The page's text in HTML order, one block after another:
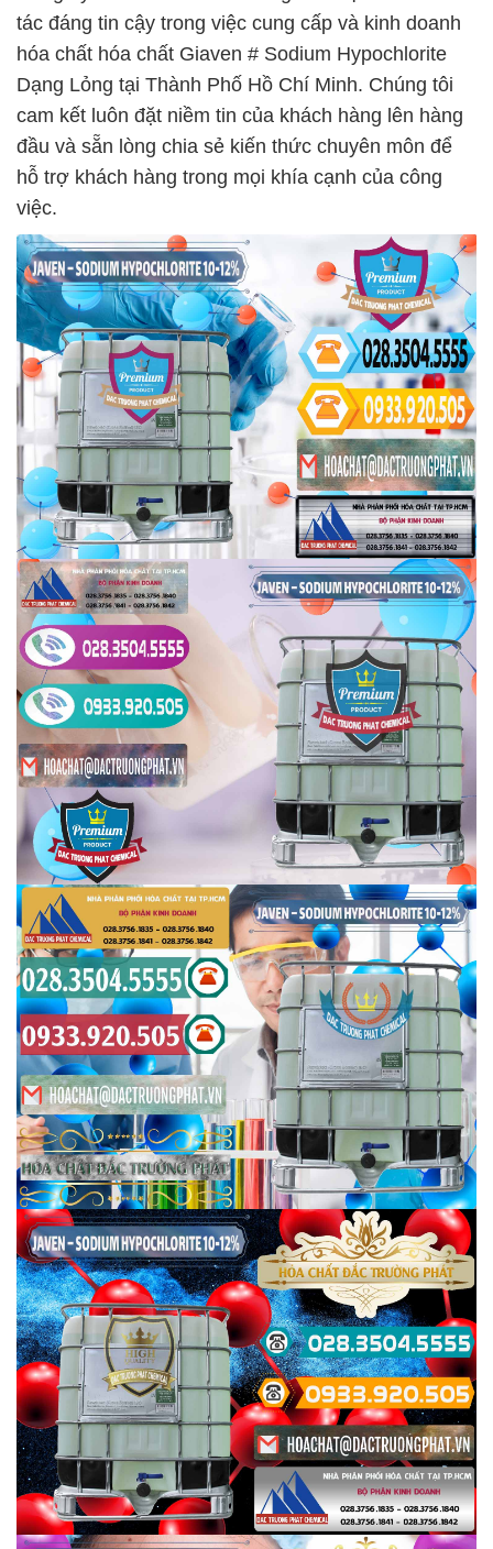
tác đáng tin cậy trong việc cung cấp và kinh doanh
hóa chất hóa chất Giaven # Sodium Hypochlorite
Dạng Lỏng tại Thành Phố Hồ Chí Minh. Chúng tôi
cam kết luôn đặt niềm tin của khách hàng lên hàng
đầu và sẵn lòng chia sẻ kiến thức chuyên môn để
hỗ trợ khách hàng trong mọi khía cạnh của công
việc.